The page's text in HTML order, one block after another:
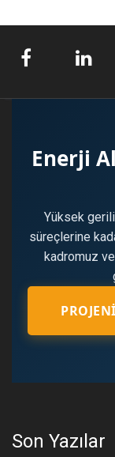
Enerji
Yüksek
süreçlerine
kadromuz
Son Yazılar